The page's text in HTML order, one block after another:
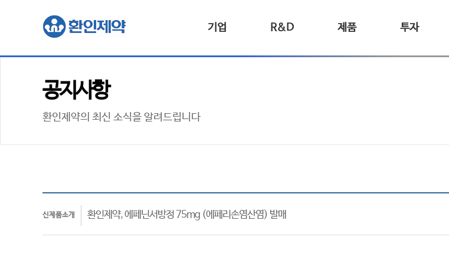
기업 R&D 제품 투자
공지사항
환인제약의 최신 소식을 알려드립니다
신제품소개 환인제약, 에페닌서방정 75mg (에페리손염산염) 발매